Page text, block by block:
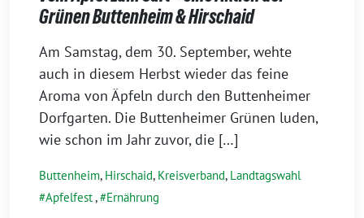
Grünen Buttenheim & Hirschaid
18.
Oktober
2023
Am Samstag, dem 30. September, wehte
auch in diesem Herbst wieder das feine
Aroma von Äpfeln durch den Buttenheimer
Dorfgarten. Die Buttenheimer Grünen luden,
wie schon im Jahr zuvor, die […]
Buttenheim, Hirschaid, Kreisverband, Landtagswahl
Apfelfest, Ernährung